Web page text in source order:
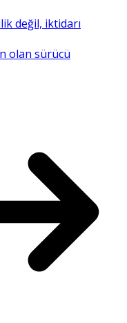
değil, iktidarı
olan sürücü